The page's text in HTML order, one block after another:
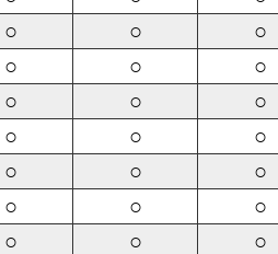
○ ○ ○
○ ○ ○
○ ○ ○
○ ○ ○
○ ○ ○
○ ○ ○
○ ○ ○